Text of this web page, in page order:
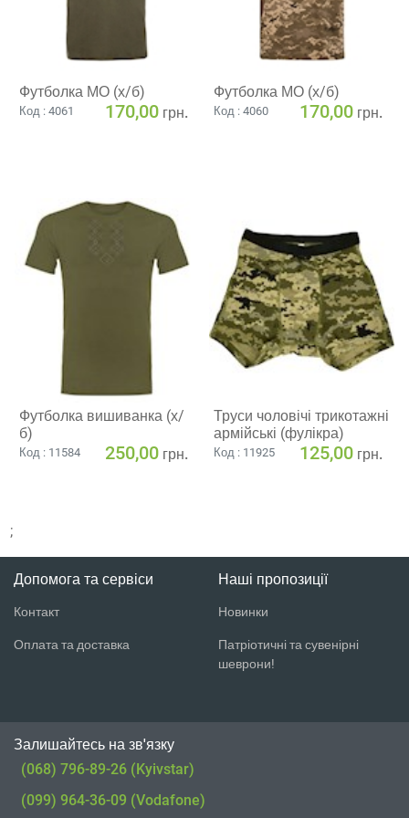
Футболка МО (х/б)
Код : 4061 170,00 грн.
Футболка МО (х/б)
Код : 4060 170,00 грн.
Футболка вишиванка (х/
б)
Код : 11584 250,00 грн.
Труси чоловічі трикотажні
армійські (фулікра)
Код : 11925 125,00 грн.
;
Допомога та сервіси
Контакт
Оплата та доставка
Наші пропозиції
Новинки
Патріотичні та сувенірні
шеврони!
Залишайтесь на зв'язку
(068) 796-89-26 (Kyivstar)
(099) 964-36-09 (Vodafone)